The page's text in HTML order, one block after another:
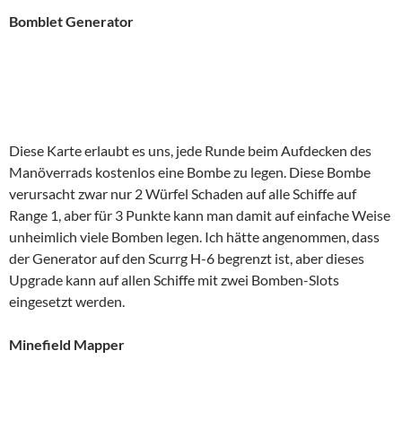
Bomblet Generator
Diese Karte erlaubt es uns, jede Runde beim Aufdecken des
Manöverrads kostenlos eine Bombe zu legen. Diese Bombe
verursacht zwar nur 2 Würfel Schaden auf alle Schiffe auf
Range 1, aber für 3 Punkte kann man damit auf einfache Weise
unheimlich viele Bomben legen. Ich hätte angenommen, dass
der Generator auf den Scurrg H-6 begrenzt ist, aber dieses
Upgrade kann auf allen Schiffe mit zwei Bomben-Slots
eingesetzt werden.
Minefield Mapper